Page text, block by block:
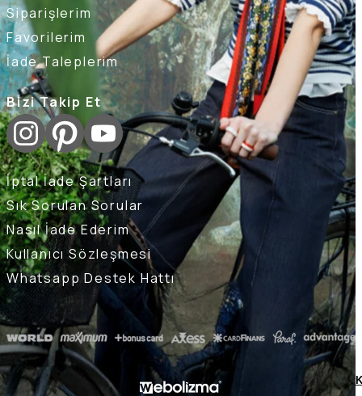
Siparişlerim
Favorilerim
İade Taleplerim
Bizi Takip Et
İptal İade Şartları
Sık Sorulan Sorular
Nasıl İade Ederim
Kullanıcı Sözleşmesi
Whatsapp Destek Hattı